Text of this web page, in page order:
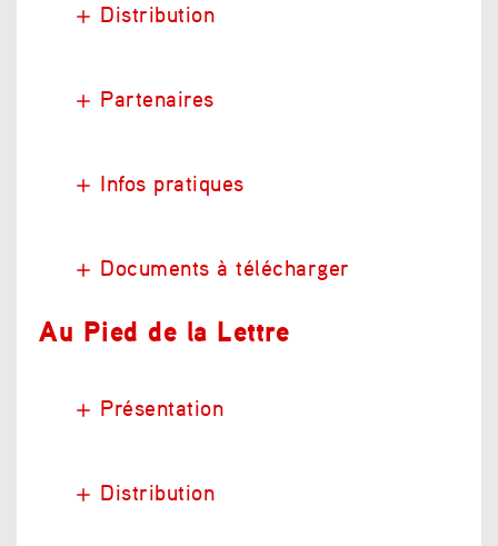
Distribution
Partenaires
Infos pratiques
Documents à télécharger
Au Pied de la Lettre
Présentation
Distribution